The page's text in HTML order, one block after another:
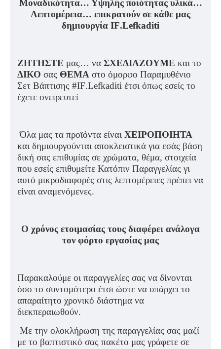
Μοναδικότητα… Υψηλής ποιότητας υλικά…
Λεπτομέρεια… επικρατούν σε κάθε μας
δημιουργία IF.Lefkaditi
ΖΗΤΗΣΤΕ μας… να ΣΧΕΔΙΑΖΟΥΜΕ και το
ΔΙΚΟ σας ΘΕΜΑ στο όμορφο Παραμυθένιο
Σετ Βάπτισης #IF.Lefkaditi έτσι όπως εσείς το
έχετε ονειρευτεί
Όλα μας τα προϊόντα είναι ΧΕΙΡΟΠΟΙΗΤΑ
και δημιουργούνται αποκλειστικά για εσάς βάση
δική σας επιθυμίας σε χρώματα, θέμα, στοιχεία
που εσείς επιθυμείτε Κατόπιν Παραγγελίας γι
αυτό μικροδιαφορές στις λεπτομέρειες πρέπει να
είναι αναμενόμενες.
Ο χρόνος ετοιμασίας τους διαφέρει ανάλογα
τον φόρτο εργασίας μας
Παρακαλούμε οι παραγγελίες σας να δίνονται
όσο το συντομότερο έτσι ώστε να υπάρχει το
απαραίτητο χρονικό διάστημα να
διεκπεραιωθούν.
Με την ολοκλήρωση της παραγγελίας σας μαζί
με το βαπτιστικό σας πακέτο μας γράφετε σε